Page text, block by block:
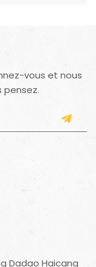
vous et nous
pensez.
Dadao Haicang